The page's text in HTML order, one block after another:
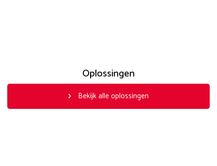
Oplossingen
Bekijk alle oplossingen